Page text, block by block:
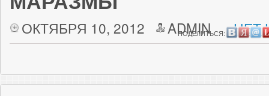
ОКТЯБРЯ 10, 2012 ADMIN НЕТ
ПОДЕЛИТЬСЯ: